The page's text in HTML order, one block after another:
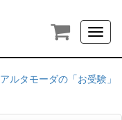
アルタモーダの「お受験」